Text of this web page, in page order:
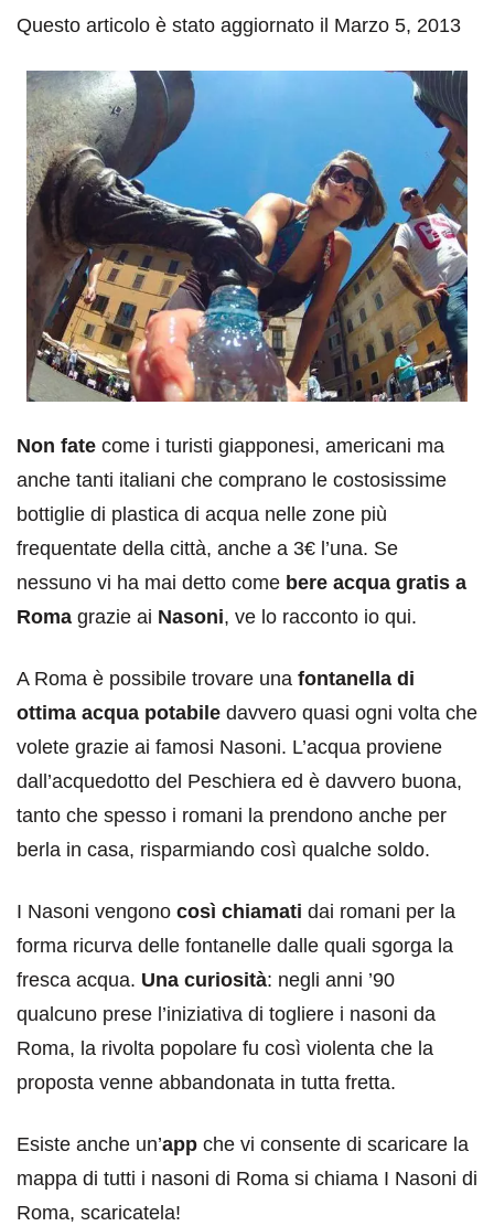
Questo articolo è stato aggiornato il Marzo 5, 2013
Non fate come i turisti giapponesi, americani ma
anche tanti italiani che comprano le costosissime
bottiglie di plastica di acqua nelle zone più
frequentate della città, anche a 3€ l’una. Se
nessuno vi ha mai detto come bere acqua gratis a
Roma grazie ai Nasoni, ve lo racconto io qui.
A Roma è possibile trovare una fontanella di
ottima acqua potabile davvero quasi ogni volta che
volete grazie ai famosi Nasoni. L’acqua proviene
dall’acquedotto del Peschiera ed è davvero buona,
tanto che spesso i romani la prendono anche per
berla in casa, risparmiando così qualche soldo.
I Nasoni vengono così chiamati dai romani per la
forma ricurva delle fontanelle dalle quali sgorga la
fresca acqua. Una curiosità: negli anni ’90
qualcuno prese l’iniziativa di togliere i nasoni da
Roma, la rivolta popolare fu così violenta che la
proposta venne abbandonata in tutta fretta.
Esiste anche un’app che vi consente di scaricare la
mappa di tutti i nasoni di Roma si chiama I Nasoni di
Roma, scaricatela!